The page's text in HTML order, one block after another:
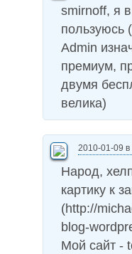
smirnoff, я
пользуюсь
Admin
премиум,
двумя
велика)
2010-01-09 в
Народ,
картику к
(http://
blog-
Мой сайт -